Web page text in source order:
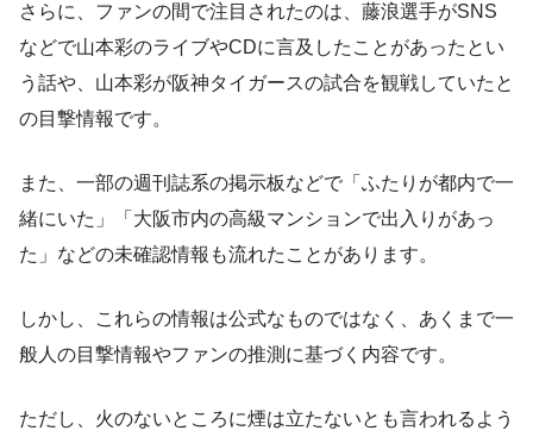
さらに、ファンの間で注目されたのは、藤浪選手がSNS
などで山本彩のライブやCDに言及したことがあったとい
う話や、山本彩が阪神タイガースの試合を観戦していたと
の目撃情報です。
また、一部の週刊誌系の掲示板などで「ふたりが都内で一
緒にいた」「大阪市内の高級マンションで出入りがあっ
た」などの未確認情報も流れたことがあります。
しかし、これらの情報は公式なものではなく、あくまで一
般人の目撃情報やファンの推測に基づく内容です。
ただし、火のないところに煙は立たないとも言われるよう